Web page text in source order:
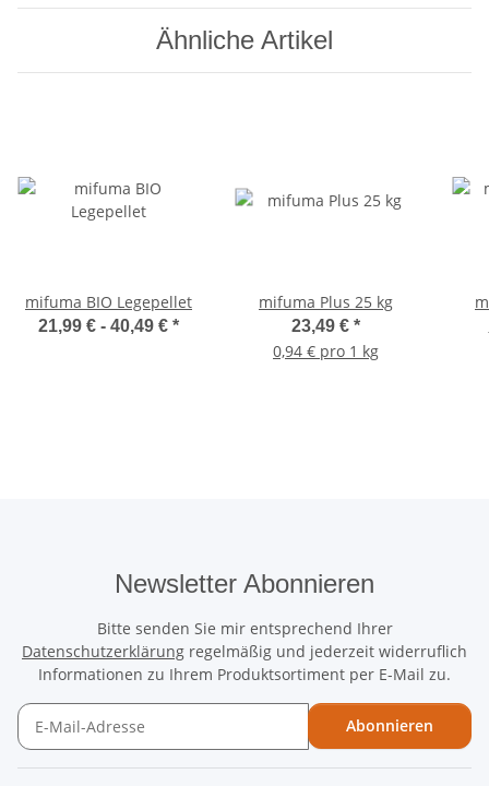
Ähnliche Artikel
mifuma BIO Legepellet
21,99 € - 40,49 € *
mifuma Plus 25 kg
23,49 € *
0,94 € pro 1 kg
Newsletter Abonnieren
Bitte senden Sie mir entsprechend Ihrer
Datenschutzerklärung regelmäßig und jederzeit widerruflich
Informationen zu Ihrem Produktsortiment per E-Mail zu.
Abonnieren